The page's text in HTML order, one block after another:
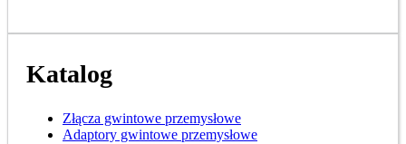
Katalog
Złącza gwintowe przemysłowe
Adaptory gwintowe przemysłowe